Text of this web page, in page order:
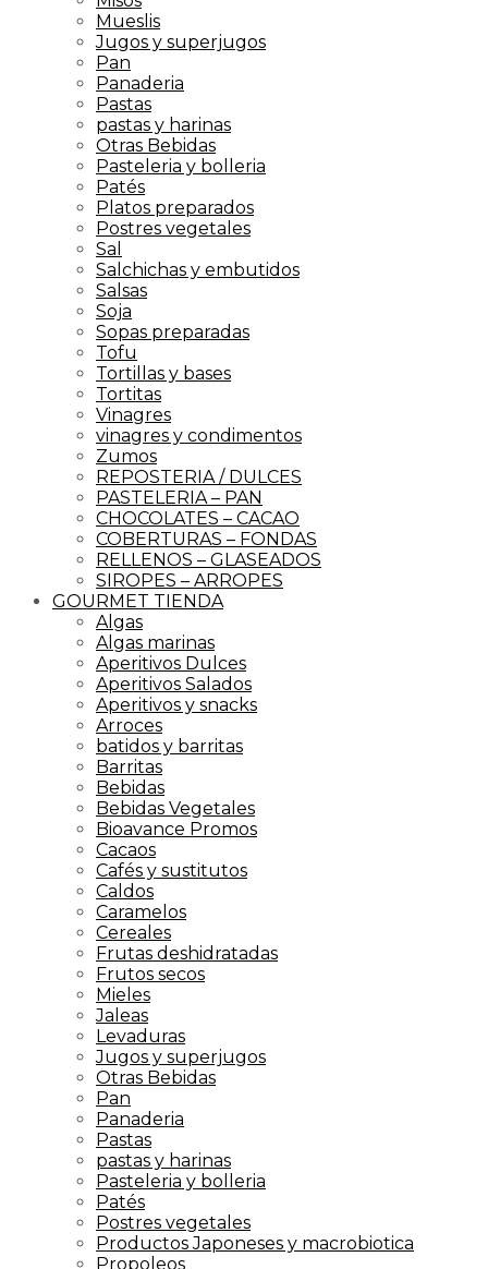
Mueslis
Jugos y superjugos
Pan
Panaderia
Pastas
pastas y harinas
Otras Bebidas
Pasteleria y bolleria
Patés
Platos preparados
Postres vegetales
Sal
Salchichas y embutidos
Salsas
Soja
Sopas preparadas
Tofu
Tortillas y bases
Tortitas
Vinagres
vinagres y condimentos
Zumos
REPOSTERIA / DULCES
PASTELERIA – PAN
CHOCOLATES – CACAO
COBERTURAS – FONDAS
RELLENOS – GLASEADOS
SIROPES – ARROPES
GOURMET TIENDA
Algas
Algas marinas
Aperitivos Dulces
Aperitivos Salados
Aperitivos y snacks
Arroces
batidos y barritas
Barritas
Bebidas
Bebidas Vegetales
Bioavance Promos
Cacaos
Cafés y sustitutos
Caldos
Caramelos
Cereales
Frutas deshidratadas
Frutos secos
Mieles
Jaleas
Levaduras
Jugos y superjugos
Otras Bebidas
Pan
Panaderia
Pastas
pastas y harinas
Pasteleria y bolleria
Patés
Postres vegetales
Productos Japoneses y macrobiotica
Propoleos